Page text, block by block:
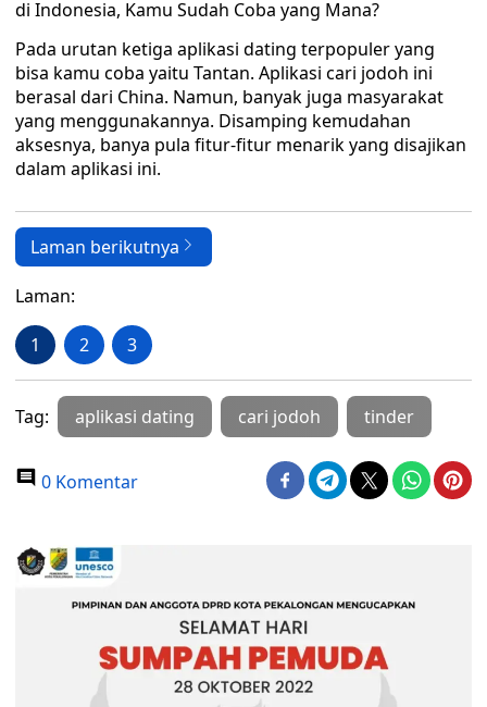
Pada urutan ketiga aplikasi dating terpopuler yang
bisa kamu coba yaitu Tantan. Aplikasi cari jodoh ini
berasal dari China. Namun, banyak juga masyarakat
yang menggunakannya. Disamping kemudahan
aksesnya, banya pula fitur-fitur menarik yang disajikan
dalam aplikasi ini.
Laman berikutnya
Laman:
1 2 3
Tag: aplikasi dating cari jodoh tinder
0 Komentar